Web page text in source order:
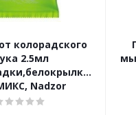
колорадского
2.5мл
Nadzor